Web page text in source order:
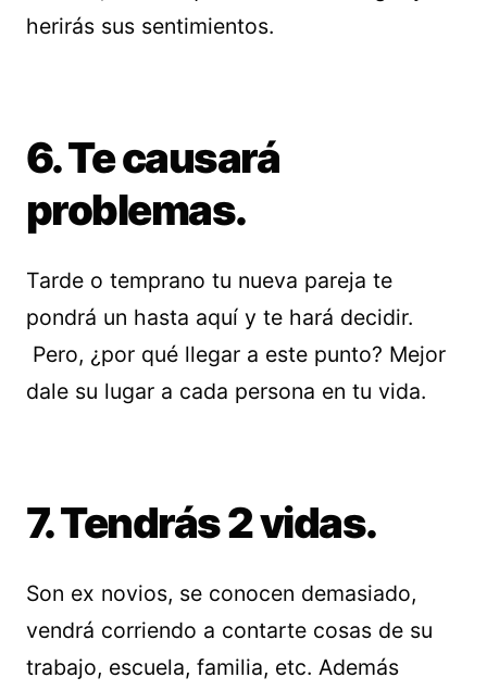
herirás sus sentimientos.
6. Te causará
problemas.
Tarde o temprano tu nueva pareja te
pondrá un hasta aquí y te hará decidir.
Pero, ¿por qué llegar a este punto? Mejor
dale su lugar a cada persona en tu vida.
7. Tendrás 2 vidas.
Son ex novios, se conocen demasiado,
vendrá corriendo a contarte cosas de su
trabajo, escuela, familia, etc. Además